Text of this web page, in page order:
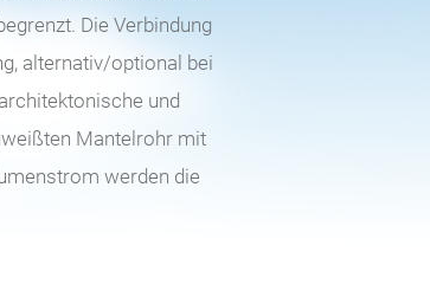
Die Verbindung
alternativ/optional bei
und
Mantelrohr mit
werden die